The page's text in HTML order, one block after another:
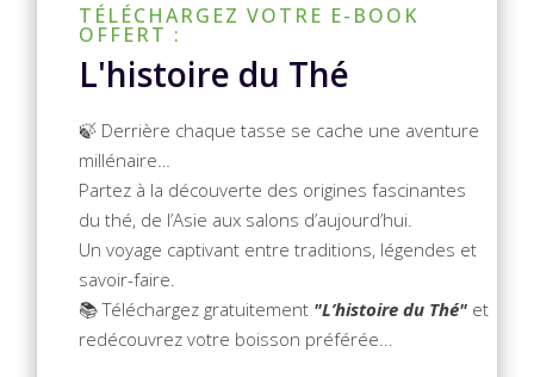
TÉLÉCHARGEZ VOTRE E-BOOK
OFFERT :
L'histoire du Thé
🍃 Derrière chaque tasse se cache une aventure
millénaire…
Partez à la découverte des origines fascinantes
du thé, de l’Asie aux salons d’aujourd’hui.
Un voyage captivant entre traditions, légendes et
savoir-faire.
📚 Téléchargez gratuitement "L’histoire du Thé" et
redécouvrez votre boisson préférée...